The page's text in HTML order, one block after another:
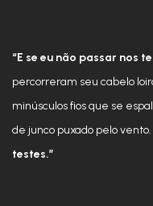
“E se eu não passar nos
percorreram seu cabelo
minúsculos fios que se
de junco puxado pelo vento.
testes.”